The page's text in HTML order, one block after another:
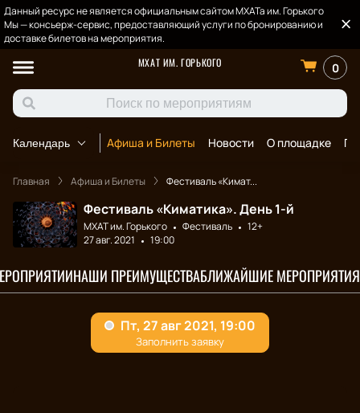
Данный ресурс не является официальным сайтом МХАТа им. Горького
Мы — консьерж-сервис, предоставляющий услуги по бронированию и
доставке билетов на мероприятия.
МХАТ ИМ. ГОРЬКОГО
0
Календарь Афиша и Билеты Новости О площадке
Главная Афиша и Билеты Фестиваль «Кимат...
Фестиваль «Киматика». День 1-й
МХАТ им. Горького Фестиваль
12+
27 авг. 2021
19:00
НАШИ ПРЕИМУЩЕСТВАБЛИЖАЙШИЕ МЕРОПРИЯТИЯ